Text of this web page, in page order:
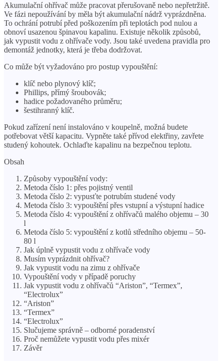
Akumulační ohřívač může pracovat přerušovaně nebo nepřetržitě.
Ve fázi nepoužívání by měla být akumulační nádrž vyprázdněna.
To ochrání potrubí před poškozením při teplotách pod nulou a
obnoví usazenou špinavou kapalinu. Existuje několik způsobů,
jak vypustit vodu z ohřívače vody. Jsou také uvedena pravidla pro
demontáž jednotky, která je třeba dodržovat.
Co může být vyžadováno pro postup vypouštění:
klíč nebo plynový klíč;
Phillips, přímý šroubovák;
hadice požadovaného průměru;
šestihranný klíč.
Pokud zařízení není instalováno v koupelně, možná budete
potřebovat větší kapacitu. Vypněte také přívod elektřiny, zavřete
studený kohoutek. Ochlaďte kapalinu na bezpečnou teplotu.
Obsah
Způsoby vypouštění vody:
Metoda číslo 1: přes pojistný ventil
Metoda číslo 2: vypusťte potrubím studené vody
Metoda číslo 3: vypouštění přes vstupní a výstupní hadice
Metoda číslo 4: vypouštění z ohřívačů malého objemu – 30
l
Metoda číslo 5: vypouštění z kotlů středního objemu – 50-
80 l
Jak úplně vypustit vodu z ohřívače vody
Musím vyprázdnit ohřívač?
Jak vypustit vodu na zimu z ohřívače
Vypouštění vody v případě poruchy
Jak vypustit vodu z ohřívačů “Ariston”, “Termex”,
“Electrolux”
“Ariston”
“Termex”
“Electrolux”
Slučujeme správně – odborné poradenství
Proč nemůžete vypustit vodu přes mixér
Závěr